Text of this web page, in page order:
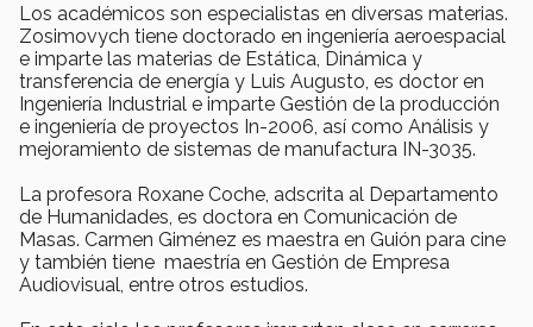
Los académicos son especialistas en diversas materias.
Zosimovych tiene doctorado en ingeniería aeroespacial
e imparte las materias de Estática, Dinámica y
transferencia de energía y Luis Augusto, es doctor en
Ingeniería Industrial e imparte Gestión de la producción
e ingeniería de proyectos In-2006, así como Análisis y
mejoramiento de sistemas de manufactura IN-3035.
La profesora Roxane Coche, adscrita al Departamento
de Humanidades, es doctora en Comunicación de
Masas. Carmen Giménez es maestra en Guión para cine
y también tiene maestría en Gestión de Empresa
Audiovisual, entre otros estudios.